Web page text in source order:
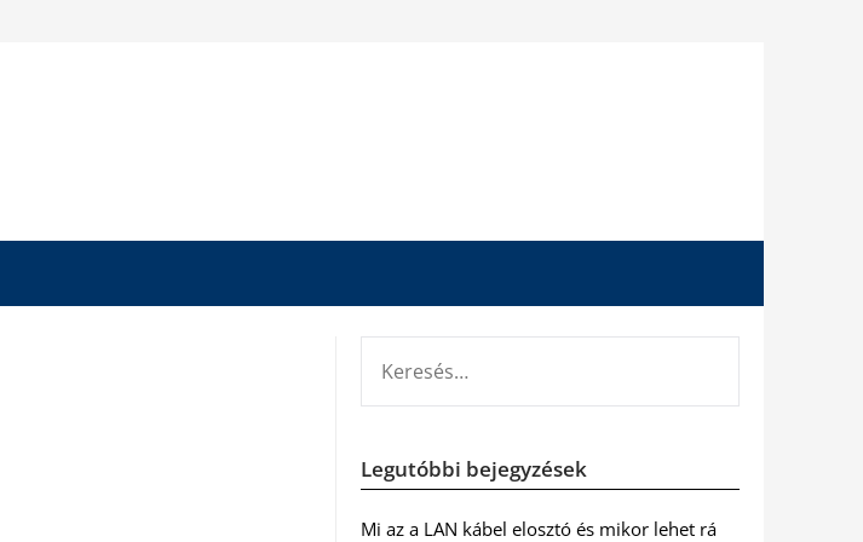
Legutóbbi bejegyzések
Mi az a LAN kábel elosztó és mikor lehet rá